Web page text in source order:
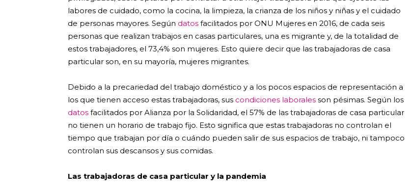
labores de cuidado, como la cocina, la limpieza, la crianza de los niños y niñas y el cuidado
de personas mayores. Según datos facilitados por ONU Mujeres en 2016, de cada seis
personas que realizan trabajos en casas particulares, una es migrante y, de la totalidad de
estos trabajadores, el 73,4% son mujeres. Esto quiere decir que las trabajadoras de casa
particular son, en su mayoría, mujeres migrantes.
Debido a la precariedad del trabajo doméstico y a los pocos espacios de representación a
los que tienen acceso estas trabajadoras, sus condiciones laborales son pésimas. Según los
datos facilitados por Alianza por la Solidaridad, el 57% de las trabajadoras de casa particular
no tienen un horario de trabajo fijo. Esto significa que estas trabajadoras no controlan el
tiempo que trabajan por día o cuándo pueden salir de sus espacios de trabajo, ni tampoco
controlan sus descansos y sus comidas.
Las trabajadoras de casa particular y la pandemia